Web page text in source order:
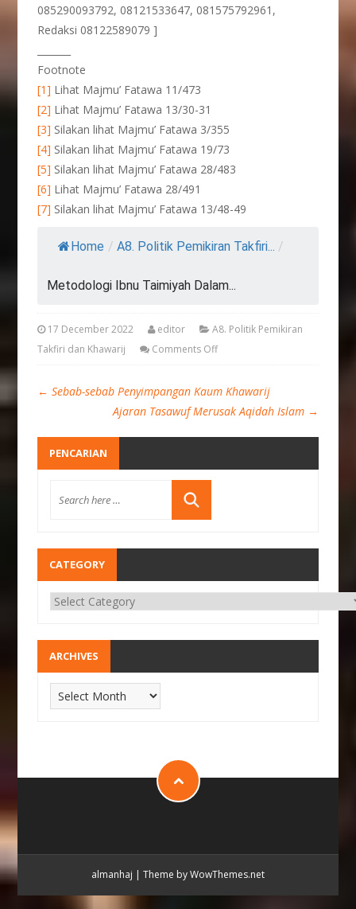
085290093792, 08121533647, 081575792961,
Redaksi 08122589079 ]
Footnote
[1] Lihat Majmu’ Fatawa 11/473
[2] Lihat Majmu’ Fatawa 13/30-31
[3] Silakan lihat Majmu’ Fatawa 3/355
[4] Silakan lihat Majmu’ Fatawa 19/73
[5] Silakan lihat Majmu’ Fatawa 28/483
[6] Lihat Majmu’ Fatawa 28/491
[7] Silakan lihat Majmu’ Fatawa 13/48-49
Home / A8. Politik Pemikiran Takfiri... /
Metodologi Ibnu Taimiyah Dalam...
17 December 2022 editor
A8. Politik Pemikiran
Takfiri dan Khawarij
Comments Off
← Sebab-sebab Penyimpangan Kaum Khawarij
Ajaran Tasawuf Merusak Aqidah Islam →
PENCARIAN
CATEGORY
ARCHIVES
almanhaj | Theme by WowThemes.net